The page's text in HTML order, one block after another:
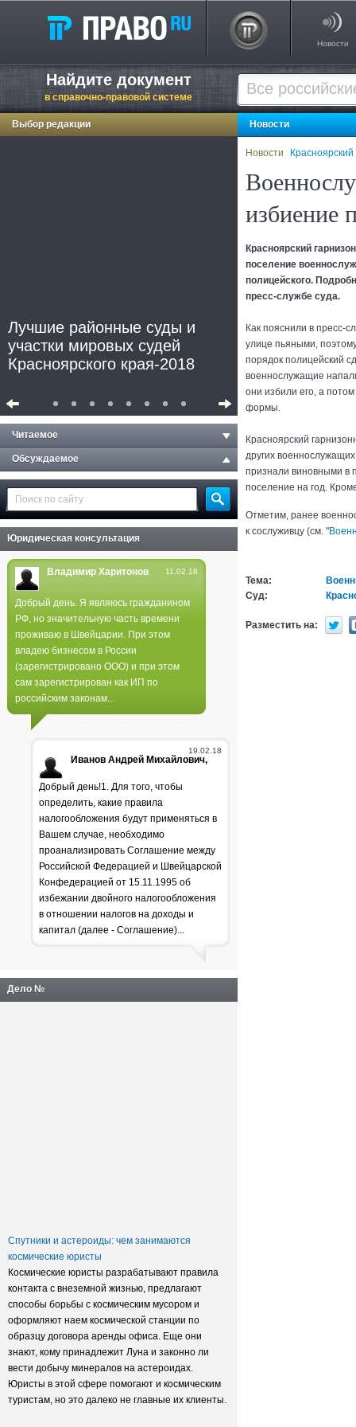
Новости
Найдите документ
в справочно-правовой системе
Выбор редакции
Лучшие районные суды и
участки мировых судей
Красноярского края-2018
Полиция не нашла следов
поджога в лесах края
Генпрокуратура
раскритиковала положение
дел в лесной отрасли
Читаемое
Обсуждаемое
Юридическая консультация
11.02.18
Владимир Харитонов
Добрый день. Я являюсь гражданином
РФ, но значительную часть времени
проживаю в Швейцарии. При этом
владею бизнесом в России
(зарегистрировано ООО) и при этом
сам зарегистрирован как ИП по
российским законам...
19.02.18
Иванов Андрей Михайлович,
Добрый день!1. Для того, чтобы
определить, какие правила
налогообложения будут применяться в
Вашем случае, необходимо
проанализировать Соглашение между
Российской Федерацией и Швейцарской
Конфедерацией от 15.11.1995 об
избежании двойного налогообложения
в отношении налогов на доходы и
капитал (далее - Соглашение)...
Дело №
Спутники и астероиды: чем занимаются
космические юристы
Космические юристы разрабатывают правила
контакта с внеземной жизнью, предлагают
способы борьбы с космическим мусором и
оформляют наем космической станции по
образцу договора аренды офиса. Еще они
знают, кому принадлежит Луна и законно ли
вести добычу минералов на астероидах.
Юристы в этой сфере помогают и космическим
туристам, но это далеко не главные их клиенты.
Новости
Новости
избиение
Красноярский
поселение
полицейского.
пресс-службе суда.
Как пояснили в пресс-
улице пьяными,
порядок полицейский
военнослужащие
они избили его, а
формы.
Красноярский
других
признали виновными в
поселение на год.
Отметим, ранее
к сослуживцу (см. "
Тема:
Суд:
Разместить на: